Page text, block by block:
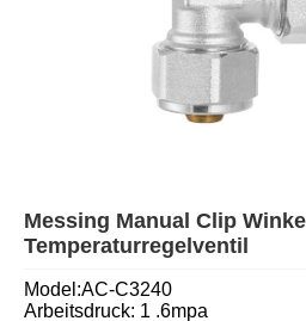
Messing Manual Clip
Temperaturregelventil
Model:AC-C3240
Arbeitsdruck: 1 .6mpa